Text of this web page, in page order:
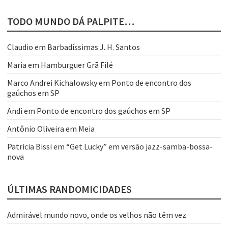
TODO MUNDO DÁ PALPITE…
Claudio em Barbadíssimas J. H. Santos
Maria em Hamburguer Grã Filé
Marco Andrei Kichalowskyem Ponto de encontro dos
gaúchos em SP
Andi em Ponto de encontro dos gaúchos em SP
Antônio Oliveira em Meia
Patricia Bissi em “Get Lucky” em versão jazz-samba-bossa-
nova
ÚLTIMAS RANDOMICIDADES
Admirável mundo novo, onde os velhos não têm vez